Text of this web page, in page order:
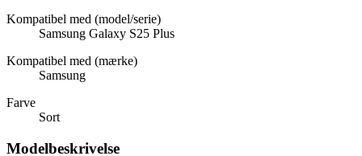
Kompatibel med (model/serie)
Samsung Galaxy S25 Plus
Kompatibel med (mærke)
Samsung
Farve
Sort
Modelbeskrivelse